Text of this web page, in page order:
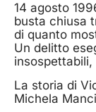
14 agosto
busta chiusa
di quanto
Un delitto
insospettabili,
La storia di
Michela